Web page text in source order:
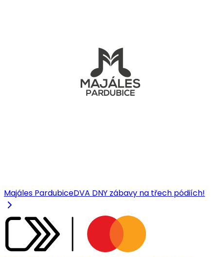
Majáles PardubiceDVA DNY zábavy na třech pódiích!